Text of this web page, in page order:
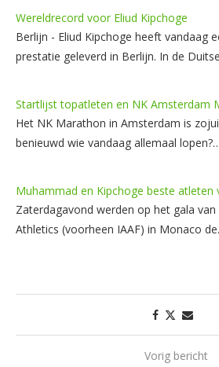
Wereldrecord voor Eliud Kipchoge
Berlijn - Eliud Kipchoge heeft vandaag
prestatie geleverd in Berlijn. In de
Startlijst topatleten en NK Amsterdam
Het NK Marathon in Amsterdam is
benieuwd wie vandaag allemaal
Muhammad en Kipchoge beste atleten
Zaterdagavond werden op het gala
Athletics (voorheen IAAF) in Monaco
Vorig bericht